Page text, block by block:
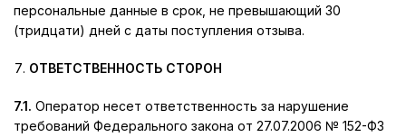
персональные данные в срок, не превышающий 30
(тридцати) дней с даты поступления отзыва.
ОТВЕТСТВЕННОСТЬ СТОРОН
7.1. Оператор несет ответственность за нарушение
требований Федерального закона от 27.07.2006 № 152-ФЗ